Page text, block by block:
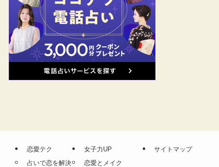
恋愛テク
占いで恋を解決
女子力UP
恋愛とメイク
サイトマップ